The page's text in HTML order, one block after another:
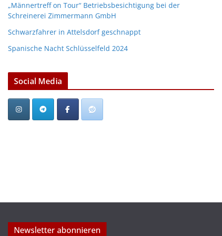
„Männertreff on Tour“ Betriebsbesichtigung bei der
Schreinerei Zimmermann GmbH
Schwarzfahrer in Attelsdorf geschnappt
Spanische Nacht Schlüsselfeld 2024
Social Media
Newsletter abonnieren